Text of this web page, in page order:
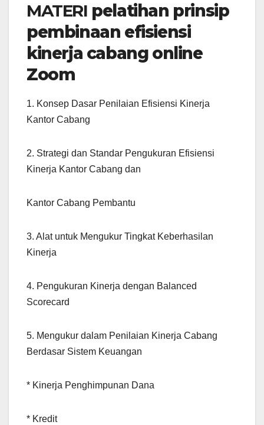
MATERI pelatihan prinsip
pembinaan efisiensi
kinerja cabang online
Zoom
1. Konsep Dasar Penilaian Efisiensi Kinerja
Kantor Cabang
2. Strategi dan Standar Pengukuran Efisiensi
Kinerja Kantor Cabang dan
Kantor Cabang Pembantu
3. Alat untuk Mengukur Tingkat Keberhasilan
Kinerja
4. Pengukuran Kinerja dengan Balanced
Scorecard
5. Mengukur dalam Penilaian Kinerja Cabang
Berdasar Sistem Keuangan
* Kinerja Penghimpunan Dana
* Kredit